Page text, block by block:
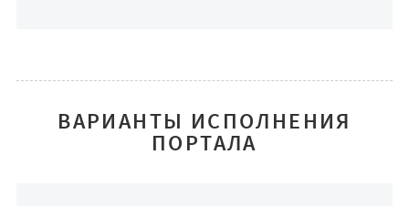
ВАРИАНТЫ ИСПОЛНЕНИЯ
ПОРТАЛА